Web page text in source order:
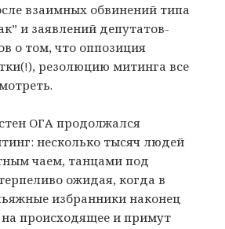
взаимных обвинений типа
и заявлений депутатов-
о том, что оппозиция
резолюцию митинга все
ОГА продолжался
несколько тысяч людей
чаем, танцами под
ожидая, когда в
избранники наконец
происходящее и примут